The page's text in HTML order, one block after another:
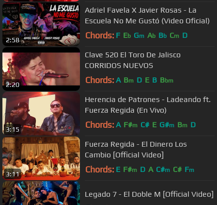
2:58
Adriel Favela X Javier Rosas - La
Escuela No Me Gustó (Video Oficial)
Chords: F Eb Gm Ab Bb Cm D
2:20
Clave 520 El Toro De Jalisco
CORRIDOS NUEVOS
Chords: A Bm D E B Bbm
3:15
Herencia de Patrones - Ladeando ft.
Fuerza Regida (En Vivo)
Chords: A F#m C# E G#m Bm D
3:11
Fuerza Regida - El Dinero Los
Cambio [Official Video]
Chords: E F#m D A C#m C# Fm
Legado 7 - El Doble M [Official Video]